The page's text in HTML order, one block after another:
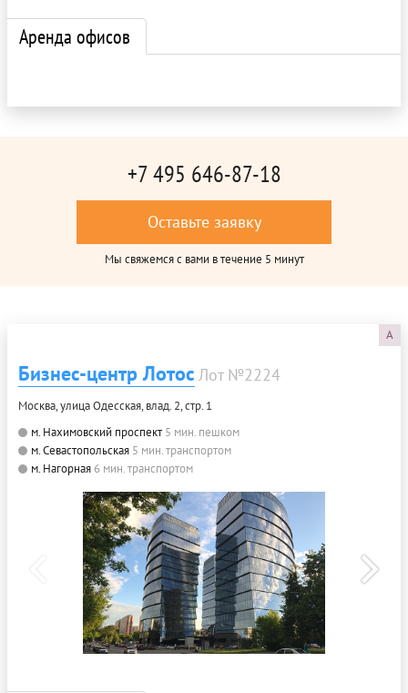
Аренда офисов
+7 495 646-87-18
Оставьте заявку
Мы свяжемся с вами в течение 5 минут
A
Бизнес-центр Лотос Лот №2224
Москва, улица Одесская, влад. 2, стр. 1
м. Нахимовский проспект 5 мин. пешком
м. Севастопольская 5 мин. транспортом
м. Нагорная 6 мин. транспортом